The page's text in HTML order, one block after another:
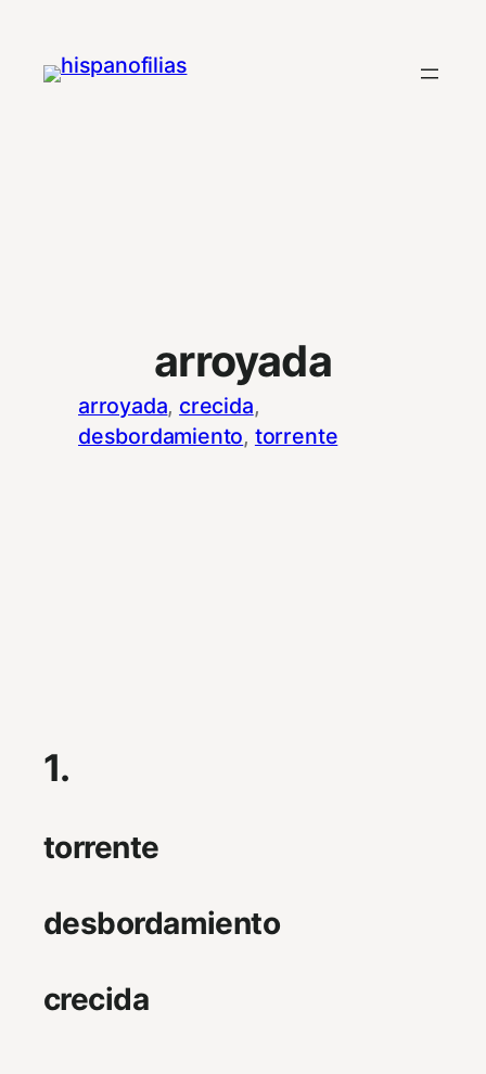
contenido
arroyada
arroyada, crecida
desbordamiento, torrente
1.
torrente
desbordamiento
crecida